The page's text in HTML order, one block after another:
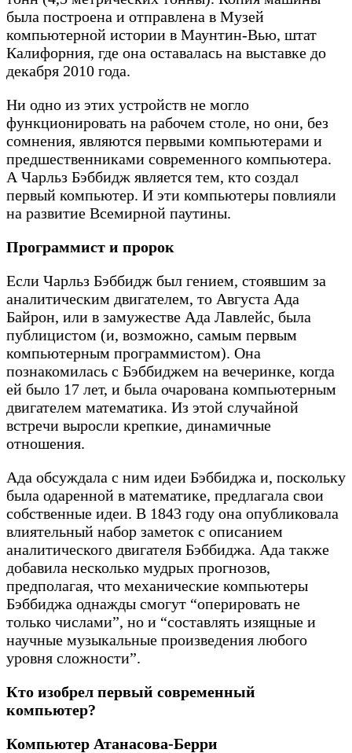
была построена и отправлена в Музей
компьютерной истории в Маунтин-Вью, штат
Калифорния, где она оставалась на выставке до
декабря 2010 года.
Ни одно из этих устройств не могло
функционировать на рабочем столе, но они, без
сомнения, являются первыми компьютерами и
предшественниками современного компьютера.
А Чарльз Бэббидж является тем, кто создал
первый компьютер. И эти компьютеры повлияли
на развитие Всемирной паутины.
Программист и пророк
Если Чарльз Бэббидж был гением, стоявшим за
аналитическим двигателем, то Августа Ада
Байрон, или в замужестве Ада Лавлейс, была
публицистом (и, возможно, самым первым
компьютерным программистом). Она
познакомилась с Бэббиджем на вечеринке, когда
ей было 17 лет, и была очарована компьютерным
двигателем математика. Из этой случайной
встречи выросли крепкие, динамичные
отношения.
Ада обсуждала с ним идеи Бэббиджа и, поскольку
была одаренной в математике, предлагала свои
собственные идеи. В 1843 году она опубликовала
влиятельный набор заметок с описанием
аналитического двигателя Бэббиджа. Ада также
добавила несколько мудрых прогнозов,
предполагая, что механические компьютеры
Бэббиджа однажды смогут “оперировать не
только числами”, но и “составлять изящные и
научные музыкальные произведения любого
уровня сложности”.
Кто изобрел первый современный
компьютер?
Компьютер Атанасова-Берри